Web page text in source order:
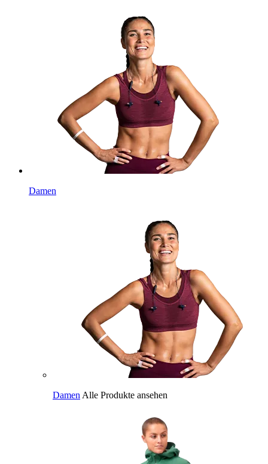
Damen
Damen Alle Produkte ansehen